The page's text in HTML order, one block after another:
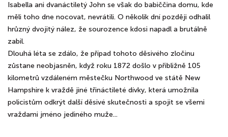
Isabella ani dvanáctiletý John se však do babiččina domu, kde
měli toho dne nocovat, nevrátili. O několik dní později odhalil
hrůzný dvojitý nález, že sourozence kdosi napadl a brutálně
zabil.
Dlouhá léta se zdálo, že případ tohoto děsivého zločinu
zůstane neobjasněn, když roku 1872 došlo v přibližně 105
kilometrů vzdáleném městečku Northwood ve státě New
Hampshire k vraždě jiné třináctileté dívky, která umožnila
policistům odkrýt další děsivé skutečnosti a spojit se všemi
vraždami jméno jediného muže...